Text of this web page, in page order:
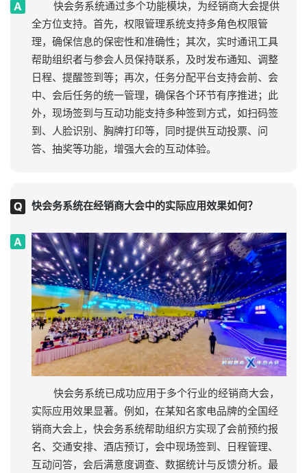
快会务系统通过多个功能模块，为经销商大会提供
全方位支持。首先，权限管理系统支持多角色权限管
理，确保信息的保密性和准确性；其次，实时通讯工具
帮助组织者与参会人员保持联系，及时发布通知、调整
日程、提醒签到等；再次，任务分配平台支持会前、会
中、会后任务的统一管理，确保各个环节有序推进；此
外，现场签到与互动功能支持多种签到方式，如扫码签
到、人脸识别、胸牌打印等，同时提供互动投票、问
答、抽奖等功能，增强大会的互动体验。
快会务系统在经销商大会中的实际应用效果如何？
快会务系统已成功应用于多个行业的经销商大会，
实际应用效果显著。例如，在某知名家电品牌的全国经
销商大会上，快会务系统帮助组织方实现了会前预约报
名、交通安排、酒店预订，会中现场签到、日程管理、
互动问答，会后满意度调查、数据统计与反馈分析。最